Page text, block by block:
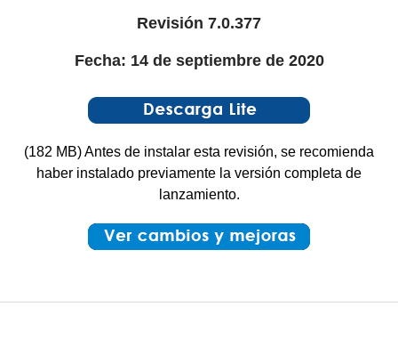
Revisión 7.0.377
Fecha: 14 de septiembre de 2020
(182 MB) Antes de instalar esta revisión, se recomienda
haber instalado previamente la versión completa de
lanzamiento.